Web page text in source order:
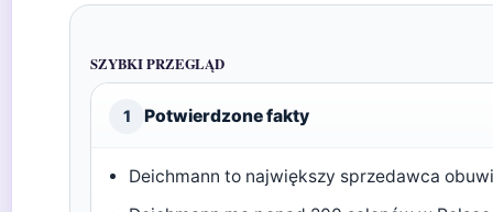
SZYBKI PRZEGLĄD
1 Potwierdzone fakty
Deichmann to największy sprzedawca